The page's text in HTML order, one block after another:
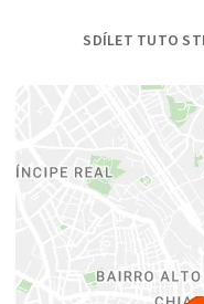
SDÍLET TUTO